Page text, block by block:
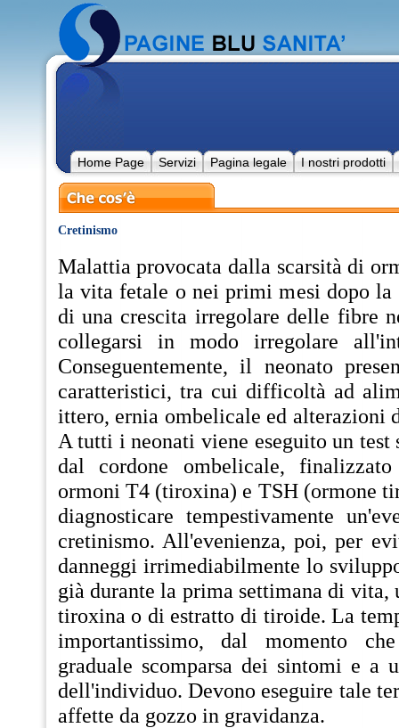
Home Page Servizi Pagina legale I nostri prodotti
Cretinismo
Malattia provocata dalla scarsità di
la vita fetale o nei primi mesi dopo la
di una crescita irregolare delle fibre
collegarsi in modo irregolare
Conseguentemente, il neonato
caratteristici, tra cui difficoltà ad
ittero, ernia ombelicale ed alterazioni
A tutti i neonati viene eseguito un test
dal cordone ombelicale,
ormoni T4 (tiroxina) e TSH (ormone
diagnosticare tempestivamente
cretinismo. All'evenienza, poi, per
danneggi irrimediabilmente lo
già durante la prima settimana di vita,
tiroxina o di estratto di tiroide. La
importantissimo, dal momento
graduale scomparsa dei sintomi e a
dell'individuo. Devono eseguire tale
affette da gozzo in gravidanza.